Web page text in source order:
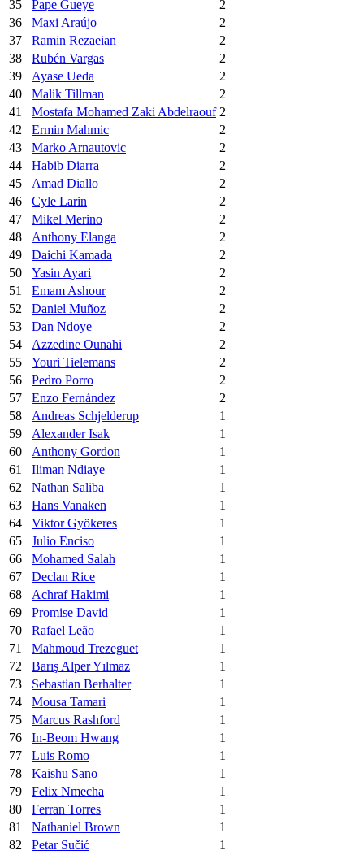
35 Pape Gueye
2
36
Maxi Araújo
2
37
Ramin Rezaeian
2
38
Rubén Vargas
2
39
Ayase Ueda
2
40
Malik Tillman
2
41
Mostafa Mohamed Zaki Abdelraouf 2
42
Ermin Mahmic
2
43
Marko Arnautovic
2
44
Habib Diarra
2
45
Amad Diallo
2
46
Cyle Larin
2
47
Mikel Merino
2
48
Anthony Elanga
2
49
Daichi Kamada
2
50
Yasin Ayari
2
51
Emam Ashour
2
52
Daniel Muñoz
2
53
Dan Ndoye
2
54
Azzedine Ounahi
2
55
Youri Tielemans
2
56
Pedro Porro
2
57
Enzo Fernández
2
58
Andreas Schjelderup
1
59
Alexander Isak
1
60
Anthony Gordon
1
61
Iliman Ndiaye
1
62
Nathan Saliba
1
63
Hans Vanaken
1
64
Viktor Gyökeres
1
65
Julio Enciso
1
66
Mohamed Salah
1
67
Declan Rice
1
68
Achraf Hakimi
1
69
Promise David
1
70
Rafael Leão
1
71
Mahmoud Trezeguet
1
72
Barış Alper Yılmaz
1
73
Sebastian Berhalter
1
74
Mousa Tamari
1
75
Marcus Rashford
1
76
In-Beom Hwang
1
77
Luis Romo
1
78
Kaishu Sano
1
79
Felix Nmecha
1
80
Ferran Torres
1
81
Nathaniel Brown
1
82
Petar Sučić
1